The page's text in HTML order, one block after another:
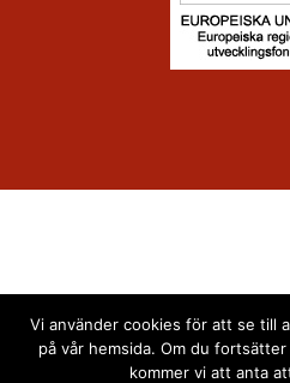
Vi använder cookies för att se till
på vår hemsida. Om du
kommer vi att anta